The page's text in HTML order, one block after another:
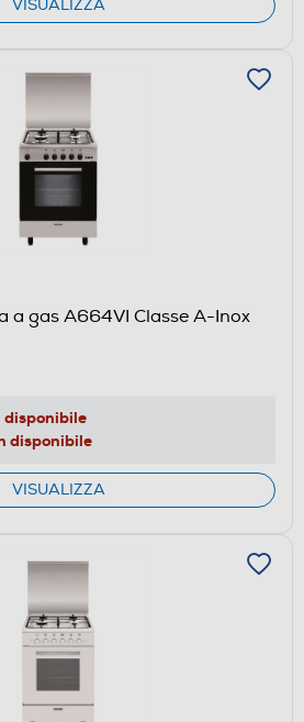
VISUALIZZA
a gas A664VI Classe A-Inox
disponibile
disponibile
VISUALIZZA